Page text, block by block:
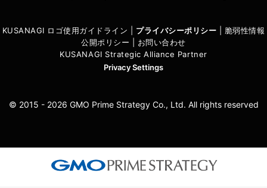
KUSANAGI ロゴ使用ガイドライン プライバシーポリシー
脆弱性情報
公開ポリシー
お問い合わせ
KUSANAGI Strategic Alliance Partner
Privacy Settings
© 2015 - 2026 GMO Prime Strategy Co., Ltd. All rights reserved